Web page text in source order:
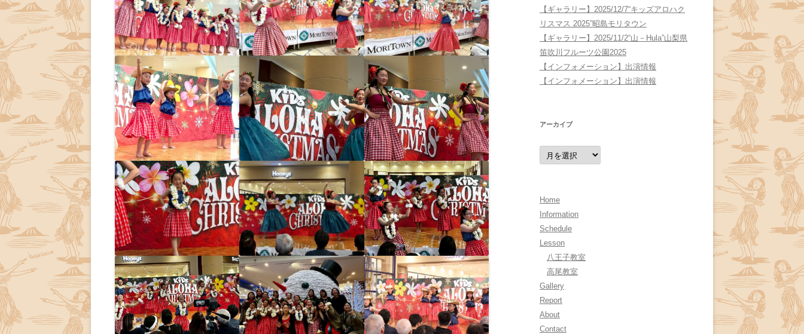
【ギャラリー】2025/12/7“キッズアロハク
リスマス 2025”昭島モリタウン
【ギャラリー】2025/11/2“山－Hula”山梨県
笛吹川フルーツ公園2025
【インフォメーション】出演情報
【インフォメーション】出演情報
アーカイブ
ア
ー
カ
Home
Information
Schedule
Lesson
八王子教室
高尾教室
Gallery
Report
About
Contact